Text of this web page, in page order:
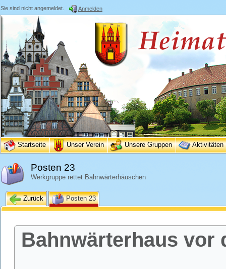
Sie sind nicht angemeldet. Anmelden
Startseite Unser Verein Unsere Gruppen Aktivitäten
Posten 23
Werkgruppe rettet Bahnwärterhäuschen
Zurück Posten 23
Bahnwärterhaus vor